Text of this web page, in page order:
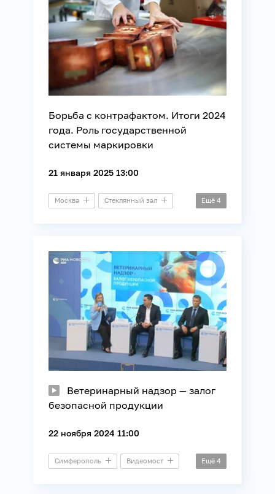
Борьба с контрафактом. Итоги 2024
года. Роль государственной
системы маркировки
21 января 2025 13:00
Москва Стеклянный зал Ещё 4
Ветеринарный надзор — залог
безопасной продукции
22 ноября 2024 11:00
Симферополь Видеомост Ещё 4